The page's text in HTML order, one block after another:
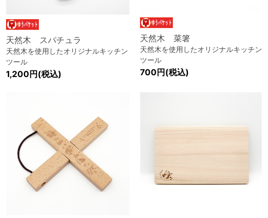
天然木 スパチュラ
天然木を使用したオリジナルキッチン
ツール
1,200円(税込)
天然木 菜箸
天然木を使用したオリジナルキッチン
ツール
700円(税込)